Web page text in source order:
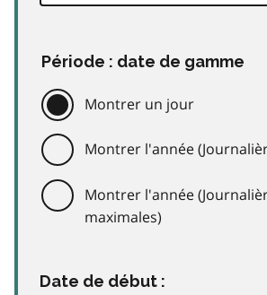
Période : date de gamme
Montrer un jour
Montrer l'année
Montrer l'année
maximales)
Date de début :